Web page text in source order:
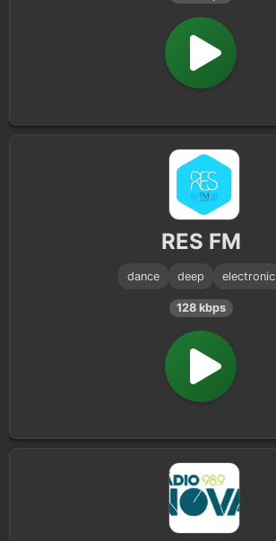
RES FM
dance deep electronic
128 kbps